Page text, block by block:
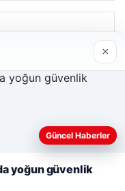
iyi anlayabilmek,
×
Güncel Haberler
yoğun güvenlik